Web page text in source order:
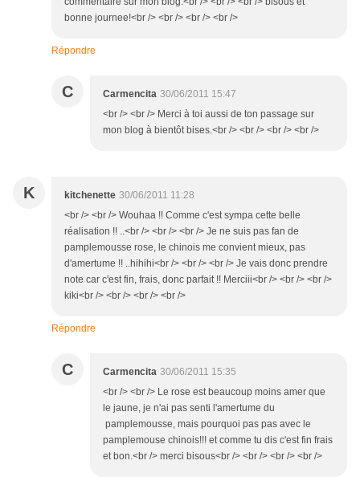
bonne journee!<br /> <br /> <br /> <br />
Répondre
C Carmencita 30/06/2011 15:47
<br /> <br /> Merci à toi aussi de ton passage sur
mon blog à bientôt bises.<br /> <br /> <br /> <br />
K kitchenette 30/06/2011 11:28
<br /> <br /> Wouhaa !! Comme c'est sympa cette belle
réalisation !! ..<br /> <br /> <br /> Je ne suis pas fan de
pamplemousse rose, le chinois me convient mieux, pas
d'amertume !! ..hihihi<br /> <br /> <br /> Je vais donc prendre
note car c'est fin, frais, donc parfait !! Merciii<br /> <br /> <br />
kiki<br /> <br /> <br /> <br />
Répondre
C Carmencita 30/06/2011 15:35
<br /> <br /> Le rose est beaucoup moins amer que
le jaune, je n'ai pas senti l'amertume du
pamplemousse, mais pourquoi pas pas avec le
pamplemouse chinois!!! et comme tu dis c'est fin frais
et bon.<br /> merci bisous<br /> <br /> <br /> <br />